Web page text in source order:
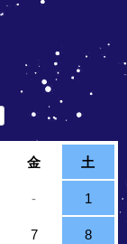
金 土
- 1
7 8